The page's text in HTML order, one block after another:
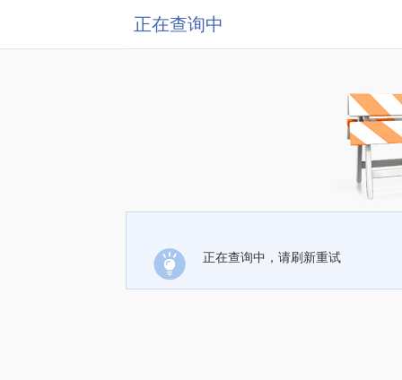
正在查询中
正在查询中，请刷新重试